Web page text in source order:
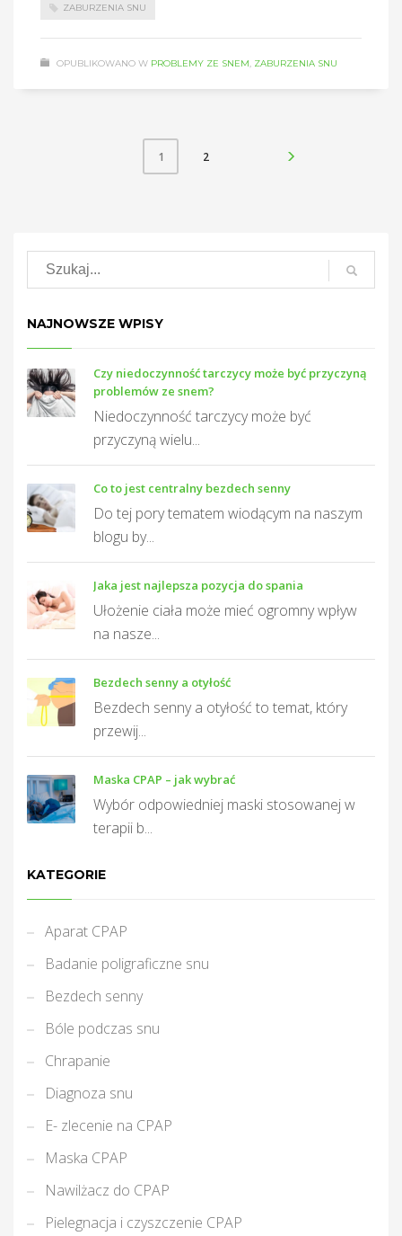
ZABURZENIA SNU
OPUBLIKOWANO W PROBLEMY ZE SNEM, ZABURZENIA SNU
1 2
NAJNOWSZE WPISY
Czy niedoczynność tarczycy może być przyczyną
problemów ze snem?
Niedoczynność tarczycy może być
przyczyną wielu...
Co to jest centralny bezdech senny
Do tej pory tematem wiodącym na naszym
blogu by...
Jaka jest najlepsza pozycja do spania
Ułożenie ciała może mieć ogromny wpływ
na nasze...
Bezdech senny a otyłość
Bezdech senny a otyłość to temat, który
przewij...
Maska CPAP – jak wybrać
Wybór odpowiedniej maski stosowanej w
terapii b...
KATEGORIE
Aparat CPAP
Badanie poligraficzne snu
Bezdech senny
Bóle podczas snu
Chrapanie
Diagnoza snu
E- zlecenie na CPAP
Maska CPAP
Nawilżacz do CPAP
Pielegnacja i czyszczenie CPAP